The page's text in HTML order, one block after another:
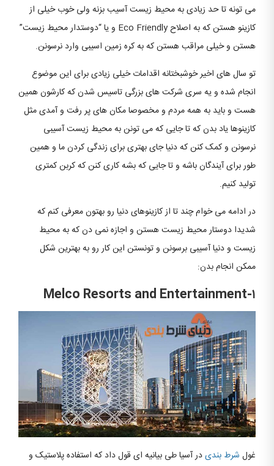
می تونه تا حد زیادی به محیط زیست آسیب بزنه ولی خوب خیلی از
کازینو هستن که به اصلاح Eco Friendly و یا “دوستدار محیط زیست”
هستن و خیلی مراقب هستن که به کره زمین اسیبی وارد نرسونن.
تو سال های اخیر خوشبختانه اقدامات خیلی زیادی برای این موضوع
انجام شده و یه سری شرکت های بزرگی تاسیس شدن که کارشون همین
هست و باید به همه مردم و مخصوصا مکان های پر رفت و آمدی مثل
کازینوها یاد بدن که تا جایی که می تونن به محیط زیست آسیبی
نرسونن و کمک کنن که دنیا جای بهتری برای زندگی کردن ما و همین
طور برای آیندگان باشه و تا جایی که بشه کاری کنن که کربن کمتری
تولید کنیم.
در ادامه می خوام چند تا از کازینوهای دنیا رو بهتون معرفی کنم که
شدیدا دوستار محیط زیست هستن و اجازه نمی دن که به محیط
زیست و دنیا آسیبی برسونن و تونستن این کار رو به بهترین شکل
ممکن انجام بدن:
Melco Resorts and Entertainment-۱
غول شرط بندیدر آسیا طی بیانیه ای قول داد که استفاده پلاستیک و